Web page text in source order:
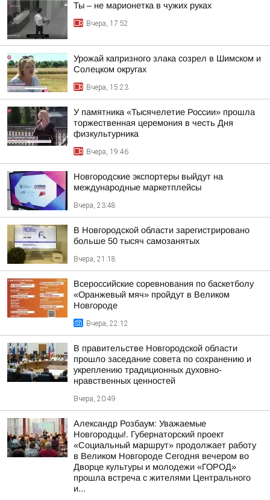
Ты – не марионетка в чужих руках
Вчера, 17:52
Урожай капризного злака созрел в Шимском и
Солецком округах
Вчера, 15:23
У памятника «Тысячелетие России» прошла
торжественная церемония в честь Дня
физкультурника
Вчера, 19:46
Новгородские экспортеры выйдут на
международные маркетплейсы
Вчера, 23:48
В Новгородской области зарегистрировано
больше 50 тысяч самозанятых
Вчера, 21:18
Всероссийские соревнования по баскетболу
«Оранжевый мяч» пройдут в Великом
Новгороде
Вчера, 22:12
В правительстве Новгородской области
прошло заседание совета по сохранению и
укреплению традиционных духовно-
нравственных ценностей
Вчера, 20:49
Александр Розбаум: Уважаемые
Новгородцы!. Губернаторский проект
«Социальный маршрут» продолжает работу
в Великом Новгороде Сегодня вечером во
Дворце культуры и молодежи «ГОРОД»
прошла встреча с жителями Центрального
и...